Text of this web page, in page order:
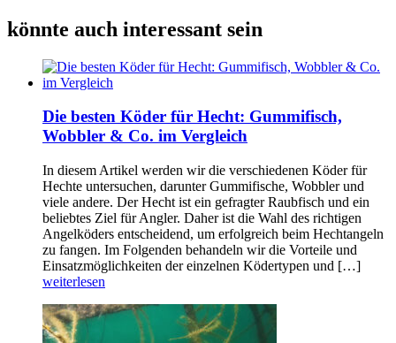
könnte auch interessant sein
Die besten Köder für Hecht: Gummifisch,
Wobbler & Co. im Vergleich
In diesem Artikel werden wir die verschiedenen Köder für
Hechte untersuchen, darunter Gummifische, Wobbler und
viele andere. Der Hecht ist ein gefragter Raubfisch und ein
beliebtes Ziel für Angler. Daher ist die Wahl des richtigen
Angelköders entscheidend, um erfolgreich beim Hechtangeln
zu fangen. Im Folgenden behandeln wir die Vorteile und
Einsatzmöglichkeiten der einzelnen Ködertypen und […]
weiterlesen